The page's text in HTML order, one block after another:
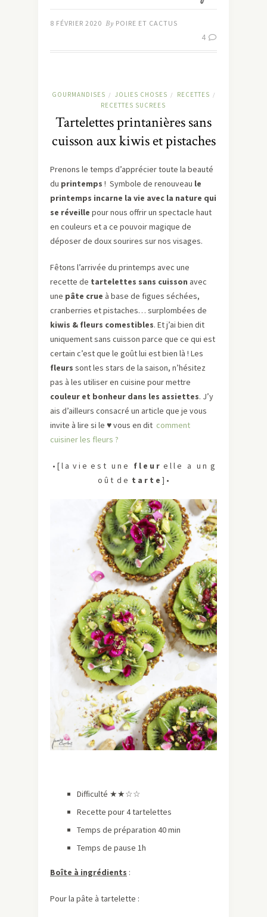
8 FÉVRIER 2020 By POIRE ET CACTUS
4
GOURMANDISES / JOLIES CHOSES / RECETTES /
RECETTES SUCREES
Tartelettes printanières sans
cuisson aux kiwis et pistaches
Prenons le temps d’apprécier toute la beauté
du printemps ! Symbole de renouveau le
printemps incarne la vie avec la nature qui
se réveille pour nous offrir un spectacle haut
en couleurs et a ce pouvoir magique de
déposer de doux sourires sur nos visages.
Fêtons l’arrivée du printemps avec une
recette de tartelettes sans cuisson avec
une pâte crue à base de figues séchées,
cranberries et pistaches… surplombées de
kiwis & fleurs comestibles. Et j’ai bien dit
uniquement sans cuisson parce que ce qui est
certain c’est que le goût lui est bien là ! Les
fleurs sont les stars de la saison, n’hésitez
pas à les utiliser en cuisine pour mettre
couleur et bonheur dans les assiettes. J’y
ais d’ailleurs consacré un article que je vous
invite à lire si le ♥ vous en dit comment
cuisiner les fleurs ?
• [ l a v i e e s t u n e f l e u re l l e a u n g
o û t d e t a r t e ] •
Difficulté ★★☆☆
Recette pour 4 tartelettes
Temps de préparation 40 min
Temps de pause 1h
Boîte à ingrédients :
Pour la pâte à tartelette :